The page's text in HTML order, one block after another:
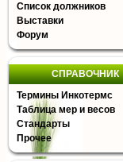
Список должников
Выставки
Форум
СПРАВОЧНИК
Термины Инкотермс
Таблица мер и весов
Стандарты
Прочее